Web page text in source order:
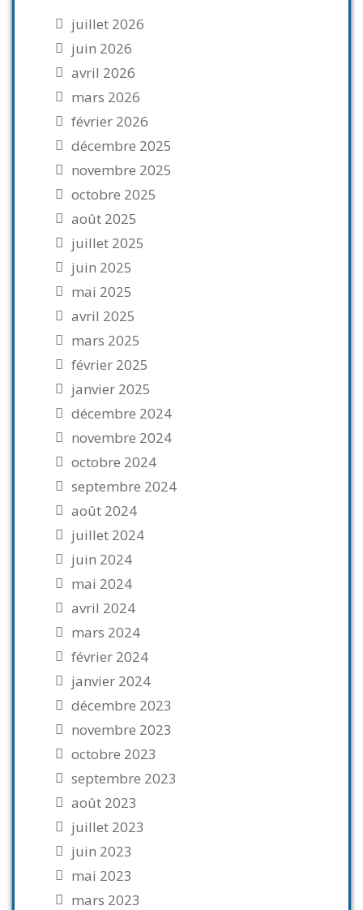
juillet 2026
juin 2026
avril 2026
mars 2026
février 2026
décembre 2025
novembre 2025
octobre 2025
août 2025
juillet 2025
juin 2025
mai 2025
avril 2025
mars 2025
février 2025
janvier 2025
décembre 2024
novembre 2024
octobre 2024
septembre 2024
août 2024
juillet 2024
juin 2024
mai 2024
avril 2024
mars 2024
février 2024
janvier 2024
décembre 2023
novembre 2023
octobre 2023
septembre 2023
août 2023
juillet 2023
juin 2023
mai 2023
mars 2023